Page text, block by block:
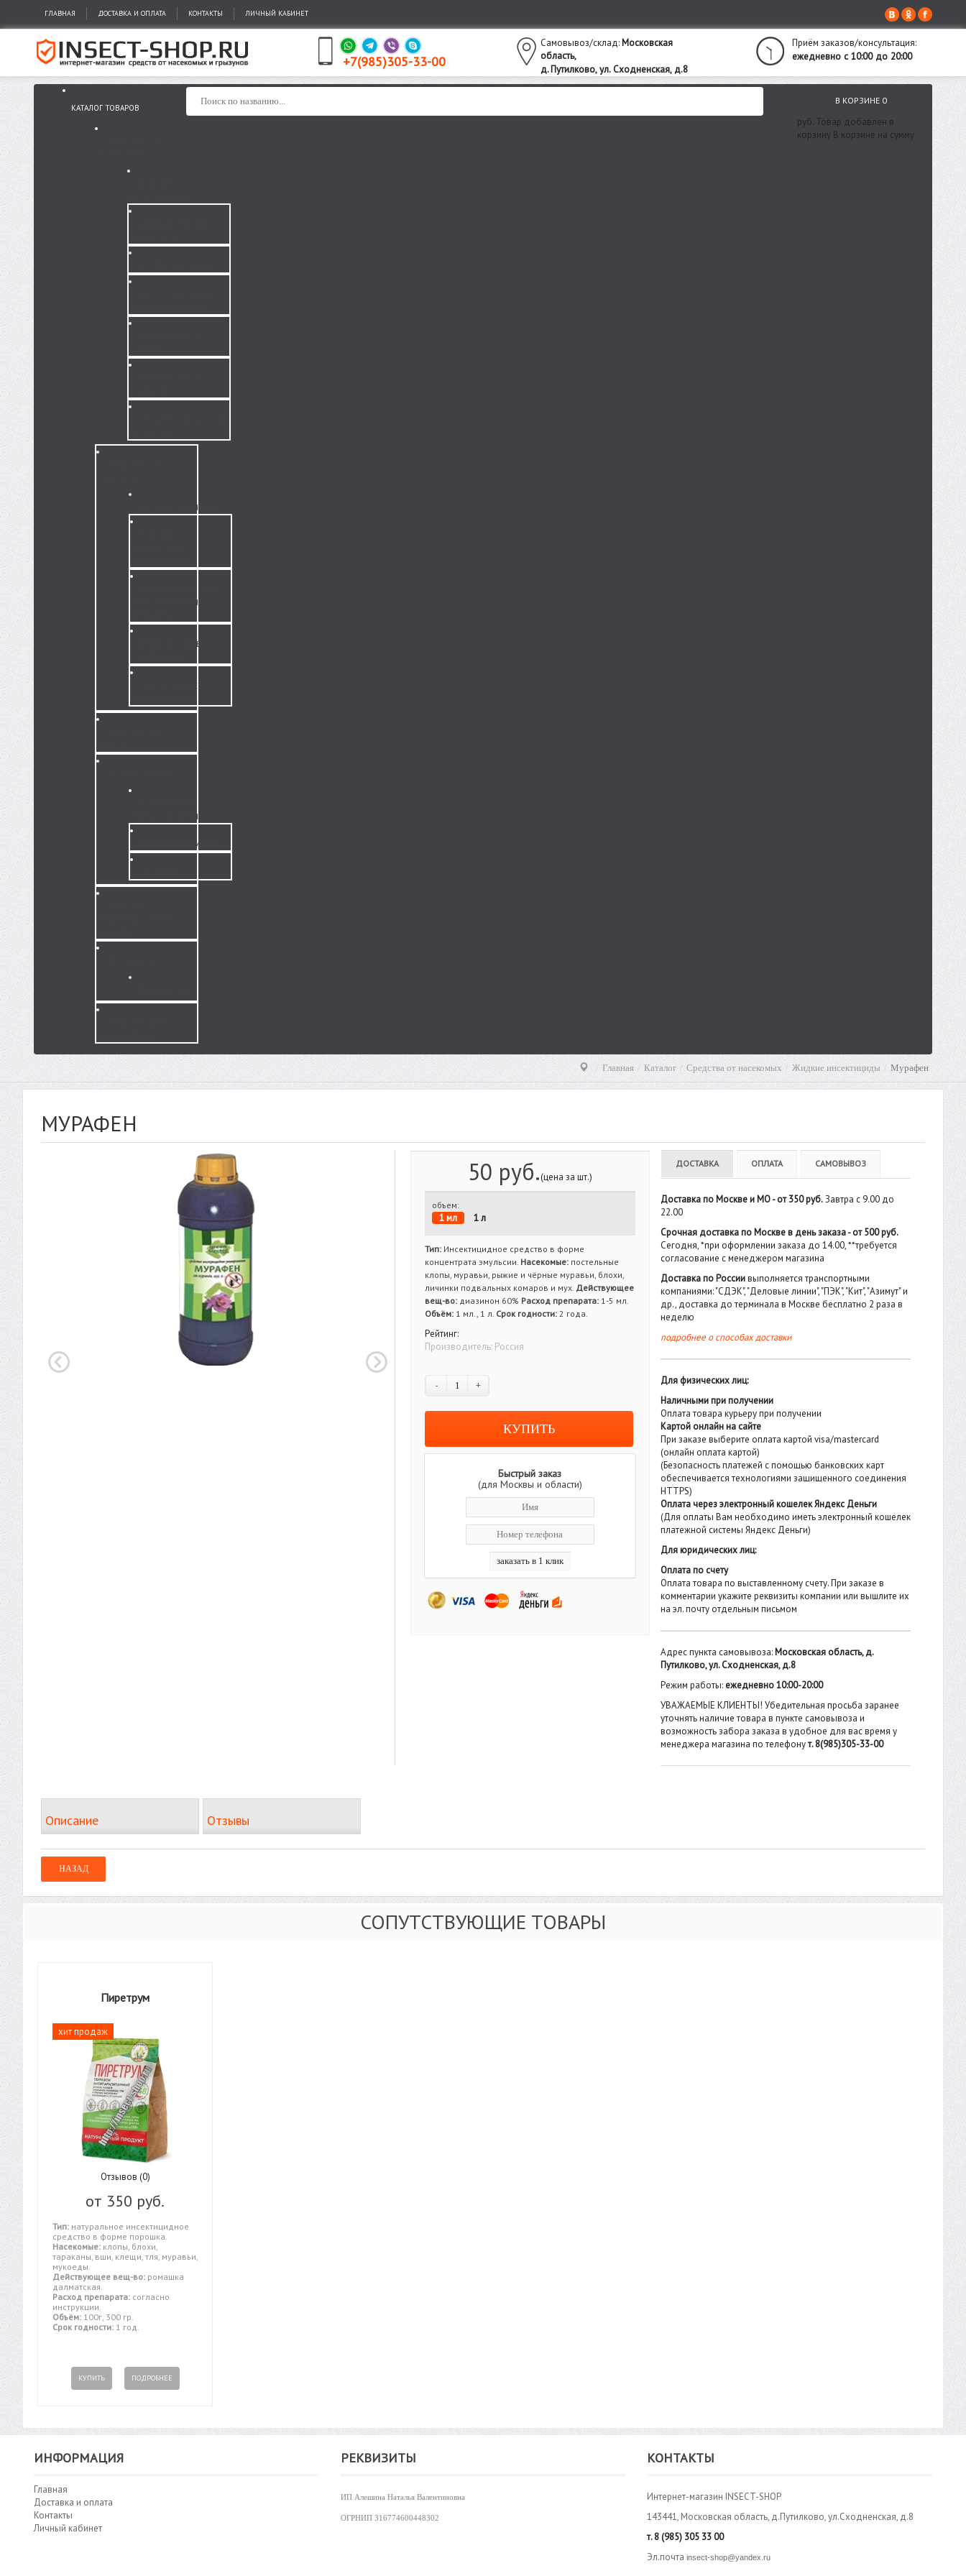
ГЛАВНАЯ ДОСТАВКА И ОПЛАТА КОНТАКТЫ ЛИЧНЫЙ КАБИНЕТ
Самовывоз/склад: Московская
область,
д. Путилково,ул. Сходненская, д.8
+7(985)305-33-00
Приём заказов/консультация:
ежедневно с 10:00 до 20:00
В КОРЗИНЕ0
руб. Товар добавлен в
корзину В корзине на сумму
КАТАЛОГ ТОВАРОВ
ГОТОВЫЕ ПРИМАНКИ
ПРИГОТОВЛЕНИЯ
ПРИМАНОЧНЫЕ
ЭЛЕКТРОННЫЕ
ОПРЫСКИВАТЕЛИ
ГЕНЕРАТОРЫ ТУМАНА
Главная Каталог Средства от насекомых Жидкие инсектициды Мурафен
МУРАФЕН
50 руб.(цена за шт.)
объем:
1 мл 1 л
Тип: Инсектицидное средство в форме
концентрата эмульсии. Насекомые: постельные
клопы, муравьи, рыжие и чёрные муравьи, блохи,
личинки подвальных комаров и мух. Действующее
вещ-во: диазинон 60% Расход препарата: 1-5 мл.
Объём: 1 мл., 1 л. Срок годности: 2 года.
Рейтинг:
Производитель: Россия
- +
Быстрый заказ
(для Москвы и области)
ДОСТАВКА ОПЛАТА САМОВЫВОЗ
Доставка по Москве и МО - от 350 руб.Завтра с 9.00 до
22.00
Срочная доставка по Москве в день заказа - от 500 руб.
Сегодня, *при оформлении заказа до 14.00, **требуется
согласование с менеджером магазина
Доставка по Россиивыполняется транспортными
компаниями: "СДЭК", "Деловые линии", "ПЭК", "Кит", "Азимут" и
др., доставка до терминала в Москве бесплатно 2 раза в
неделю
подробнее о способах доставки
Для физических лиц:
Наличными при получении
Оплата товара курьеру при получении
Картой онлайн на сайте
При заказе выберите оплата картой visa/mastercard
(онлайн оплата картой)
(Безопасность платежей с помощью банковских карт
обеспечивается технологиями защищенного соединения
HTTPS)
Оплата через электронный кошелек Яндекс Деньги
(Для оплаты Вам необходимо иметь электронный кошелек
платежной системы Яндекс Деньги)
Для юридических лиц:
Оплата по счету
Оплата товара по выставленному счету. При заказе в
комментарии укажите реквизиты компании или вышлите их
на эл. почту отдельным письмом
Адрес пункта самовывоза: Московская область, д.
Путилково, ул. Сходненская, д.8
Режим работы: ежедневно 10:00-20:00
УВАЖАЕМЫЕ КЛИЕНТЫ! Убедительная просьба заранее
уточнять наличие товара в пункте самовывоза и
возможность забора заказа в удобное для вас время у
менеджера магазина по телефонут. 8(985)305-33-00
Описание Отзывы
СОПУТСТВУЮЩИЕ ТОВАРЫ
Пиретрум
хит продаж
Отзывов (0)
от 350 руб.
Тип: натуральное инсектицидное
средство в форме порошка.
Насекомые: клопы, блохи,
тараканы, вши, клещи, тля, муравьи,
мукоеды.
Действующее вещ-во: ромашка
далматская.
Расход препарата: согласно
инструкции.
Объём: 100г, 300 гр.
Срок годности: 1 год.
КУПИТЬ ПОДРОБНЕЕ
ИНФОРМАЦИЯ
Главная
Доставка и оплата
Контакты
Личный кабинет
РЕКВИЗИТЫ
ИП Алешина Наталья Валентиновна
ОГРНИП 316774600448302
КОНТАКТЫ
Интернет-магазин INSECT-SHOP
143441, Московская область, д.Путилково, ул.Сходненская, д.8
т.8 (985) 305 33 00
Эл.почтаinsect-shop@yandex.ru